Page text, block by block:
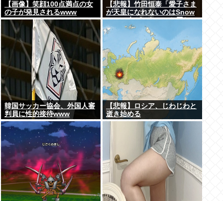
【画像】笑顔100点満点の女
の子が発見されるwww
【悲報】竹田恒泰「愛子さま
が天皇になれないのはSnow
Manに女がいないのと同じ」
X民「養子案はSnow Manに
竹田恒泰が入るようなもの」
韓国サッカー協会、外国人審
判員に性的接待www
【悲報】ロシア、じわじわと
逝き始める